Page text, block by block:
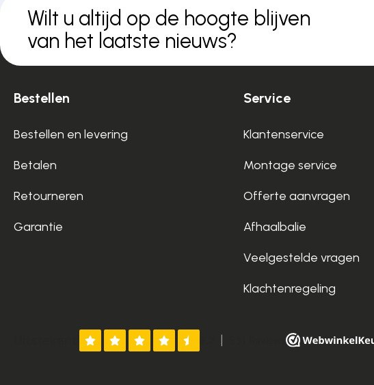
Wilt u altijd op de hoogte blijven
van het laatste nieuws?
Bestellen
Bestellen en levering
Betalen
Retourneren
Garantie
Service
Klantenservice
Montage service
Offerte aanvragen
Afhaalbalie
Veelgestelde vragen
Klachtenregeling